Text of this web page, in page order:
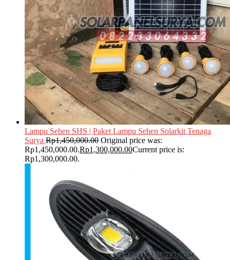
Lampu Sehen SHS | Paket Lampu Sehen Solarkit Tenaga
Surya Rp1,450,000.00 Original price was:
Rp1,450,000.00.Rp1,300,000.00Current price is:
Rp1,300,000.00.